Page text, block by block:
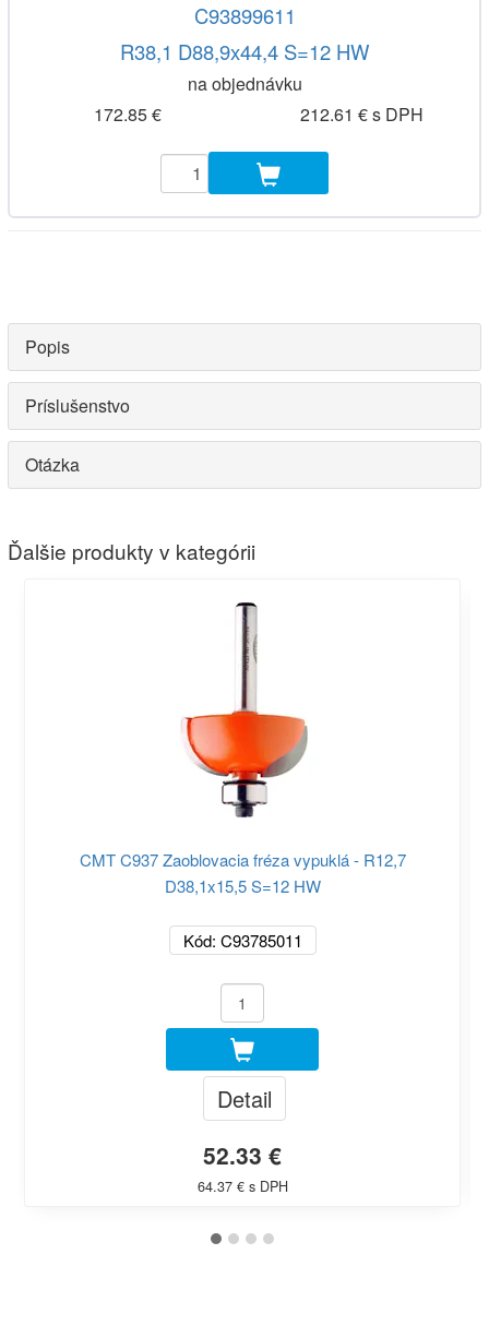
C93899611
R38,1 D88,9x44,4 S=12 HW
na objednávku
172.85 €
212.61 € s DPH
Popis
Príslušenstvo
Otázka
Ďalšie produkty v kategórii
CMT C937 Zaoblovacia fréza vypuklá - R12,7
D38,1x15,5 S=12 HW
Kód: C93785011
Detail
52.33 €
64.37 € s DPH